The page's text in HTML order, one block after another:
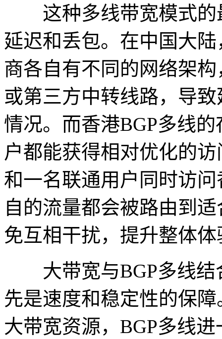
这种多线带宽模式的
延迟和丢包。在中国大
商各自有不同的网络架
或第三方中转线路，导
情况。而香港BGP多线
户都能获得相对优化的
和一名联通用户同时访
自的流量都会被路由到
免互相干扰，提升整体体
大带宽与BGP多线结
先是速度和稳定性的保
大带宽资源，BGP多线